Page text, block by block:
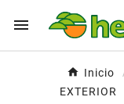

Inicio
EXTERIOR